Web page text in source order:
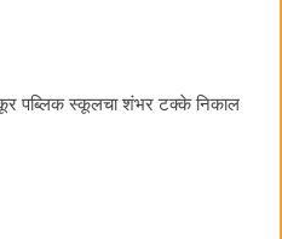
पब्लिक स्कूलचा शंभर टक्के निकाल